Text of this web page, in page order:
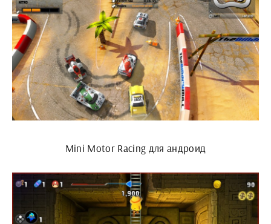
Mini Motor Racing для андроид